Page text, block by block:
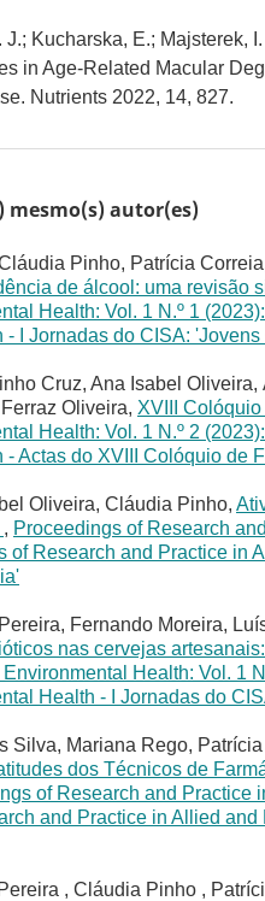
Kucharska, E.; Majsterek,
in Age-Related Macular
Nutrients 2022, 14, 827.
mesmo(s) autor(es)
Pinho, Patrícia
de álcool: uma revisão
Health: Vol. 1 N.º 1
- I Jornadas do CISA:
Cruz, Ana Isabel
Oliveira, XVIII
Health: Vol. 1 N.º 2
- Actas do XVIII Colóquio de
Oliveira, Cláudia Pinho,
, Proceedings of Research
of Research and Practice in
Fernando Moreira,
nas cervejas
Health: Vol. 1
Health - I Jornadas do
Silva, Mariana Rego,
dos Técnicos de
of Research and Practice
and Practice in Allied
, Cláudia Pinho ,